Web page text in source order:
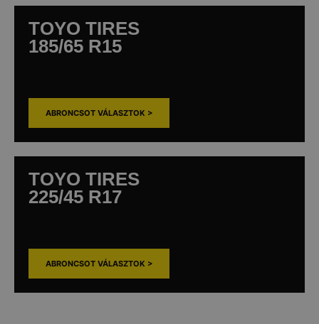
TOYO TIRES
185/65 R15
ABRONCSOT VÁLASZTOK >
TOYO TIRES
225/45 R17
ABRONCSOT VÁLASZTOK >